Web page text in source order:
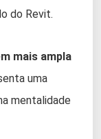
do Revit.
mais ampla
uma
mentalidade